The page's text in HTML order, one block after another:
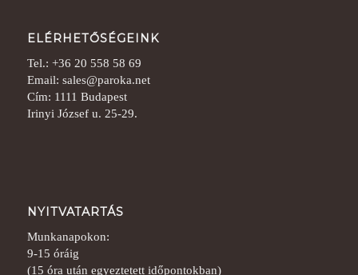
ELÉRHETŐSÉGEINK
Tel.: +36 20 558 58 69
Email: sales@paroka.net
Cím: 1111 Budapest
Irinyi József u. 25-29.
NYITVATARTÁS
Munkanapokon:
9-15 óráig
(15 óra után egyeztetett időpontokban)